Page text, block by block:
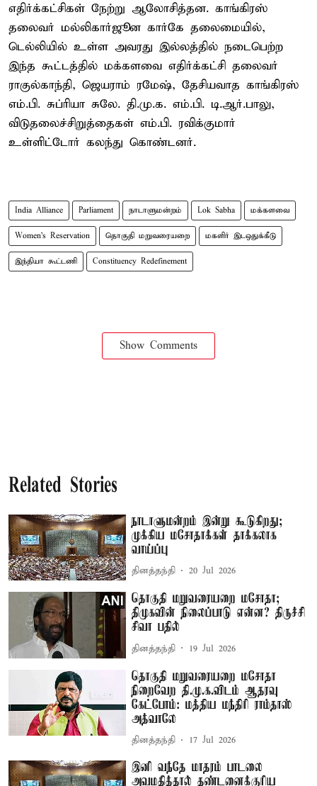
எதிர்க்கட்சிகள் நேற்று ஆலோசித்தன. காங்கிரஸ்
தலைவர் மல்லிகார்ஜூன கார்கே தலைமையில்,
டெல்லியில் உள்ள அவரது இல்லத்தில் நடைபெற்ற
இந்த கூட்டத்தில் மக்களவை எதிர்க்கட்சி தலைவர்
ராகுல்காந்தி, ஜெயராம் ரமேஷ், தேசியவாத காங்கிரஸ்
எம்.பி. சுப்ரியா சுலே. தி.மு.க. எம்.பி. டி.ஆர்.பாலு,
விடுதலைச்சிறுத்தைகள் எம்.பி. ரவிக்குமார்
உள்ளிட்டோர் கலந்து கொண்டனர்.
India Alliance Parliament நாடாளுமன்றம் Lok Sabha மக்களவை
Women's Reservation தொகுதி மறுவரையறை மகளிர் இடஒதுக்​கீடு
இந்தியா கூட்​ட​ணி Constituency Redefinement
Show Comments
Related Stories
நாடாளுமன்றம் இன்று கூடுகிறது;
முக்கிய மசோதாக்கள் தாக்கலாக
வாய்ப்பு
தினத்தந்தி 20 Jul 2026
தொகுதி மறுவரையறை மசோதா;
திமுகவின் நிலைப்பாடு என்ன? திருச்சி
சிவா பதில்
தினத்தந்தி 19 Jul 2026
தொகுதி மறுவரையறை மசோதா
நிறைவேற தி.மு.க.விடம் ஆதரவு
கேட்போம்: மத்திய மந்திரி ராம்தாஸ்
அத்வாலே
தினத்தந்தி 17 Jul 2026
இனி வந்தே மாதரம் பாடலை
அவமதித்தால் தண்டனைக்குரிய